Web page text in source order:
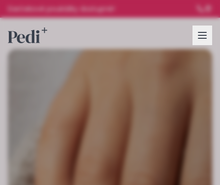
Darčekové poukážky dostupné!